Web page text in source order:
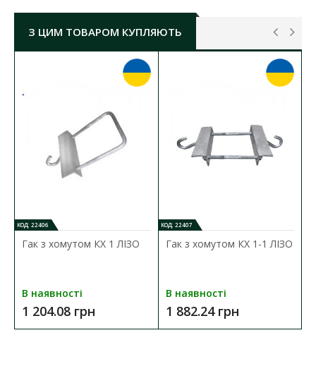
мінімальне руйнівне навантаження:
переріз проводів: 1х(70-120)
З ЦИМ ТОВАРОМ КУПЛЯЮТЬ
КОД: 22406
Гак з хомутом КХ 1 ЛІЗО
В наявності
1 204.08 грн
КОД: 22407
Гак з хомутом КХ 1-1 ЛІЗО
В наявності
1 882.24 грн